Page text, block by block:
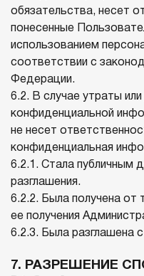
обязательства, несет
понесенные
использованием
соответствии с
Федерации.
6.2. В случае утраты или
конфиденциальной
не несет
конфиденциальная
6.2.1. Стала публичным
разглашения.
6.2.2. Была получена
ее получения
6.2.3. Была разглашена
7. РАЗРЕШЕНИЕ